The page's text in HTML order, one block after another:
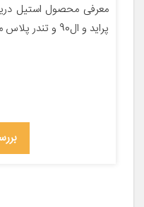
معرفی محصول استیل
پراید و ال90 و تندر پلاس میباشد.جنس استیل درجه 1 و […]